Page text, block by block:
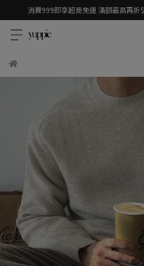
消費999即享超商免運 滿額最高再折